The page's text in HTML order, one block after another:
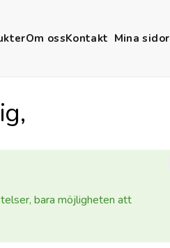
Om ossKontakt Mina sidor
bara möjligheten att